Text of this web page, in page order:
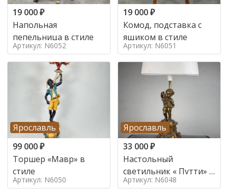
19 000₽
Напольная
пепельница в стиле
Артикул: N6052
19 000₽
Комод, подставка с
ящиком в стиле
Артикул: N6051
Ярославль
99 000₽
Торшер «Мавр» в
стиле
Артикул: N6050
Ярославль
33 000₽
Настольный
светильник « Путти» в
стиле
Артикул: N6048